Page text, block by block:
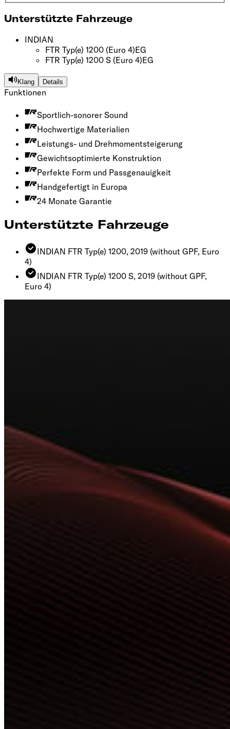
Unterstützte Fahrzeuge
INDIAN
FTR Typ(e) 1200 (Euro 4)EG
FTR Typ(e) 1200 S (Euro 4)EG
Klang Details
Funktionen
Sportlich-sonorer Sound
Hochwertige Materialien
Leistungs- und Drehmomentsteigerung
Gewichtsoptimierte Konstruktion
Perfekte Form und Passgenauigkeit
Handgefertigt in Europa
24 Monate Garantie
Unterstützte Fahrzeuge
INDIAN FTR Typ(e) 1200, 2019 (without GPF, Euro
4)
INDIAN FTR Typ(e) 1200 S, 2019 (without GPF,
Euro 4)